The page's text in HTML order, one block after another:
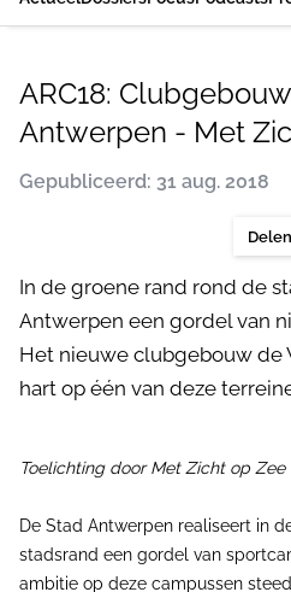
ARC18:
Antwerpen - Met
Gepubliceerd: 31 aug. 2018
Delen
In de groene rand rond de
Antwerpen een gordel van
Het nieuwe clubgebouw de
hart op één van deze
Toelichting door Met Zicht op Zee
De Stad Antwerpen realiseert in
stadsrand een gordel van
ambitie op deze campussen